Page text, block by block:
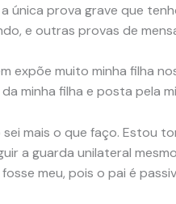
a única prova grave que
e outras provas de
expõe muito minha filha
minha filha e posta pela
sei mais o que faço. Estou
a guarda unilateral
meu, pois o pai é